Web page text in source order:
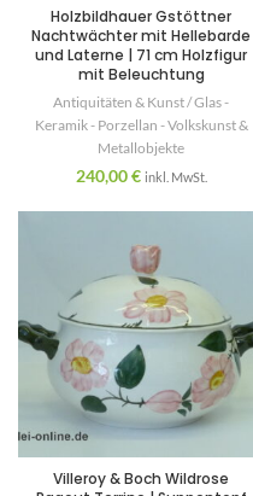
Holzbildhauer Gstöttner
Nachtwächter mit Hellebarde
und Laterne | 71 cm Holzfigur
mit Beleuchtung
Antiquitäten & Kunst / Glas -
Keramik - Porzellan - Volkskunst &
Metallobjekte
240,00€ inkl. MwSt.
Villeroy & Boch Wildrose